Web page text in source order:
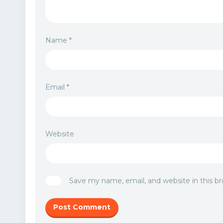
Name *
Email *
Website
Save my name, email, and website in this